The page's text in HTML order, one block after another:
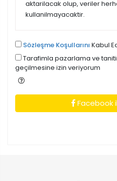
aktarilacak olup, veriler
kullanilmayacaktir.
Sözleşme Koşullarını Kabul
Tarafimla pazarlama ve
geçilmesine izin veriyorum
Facebook